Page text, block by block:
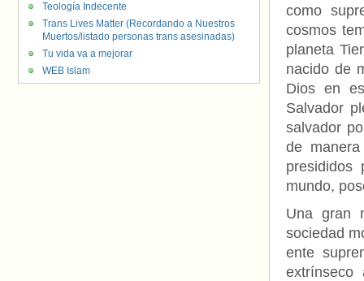
como
cosmos
planeta
nacido de
Dios en
Salvador
salvador
de
mundo,
Una gran
sociedad
ente
extrínseco
Teología Indecente
Trans Lives Matter (Recordando a Nuestros
Muertos/listado personas trans asesinadas)
Tu vida va a mejorar
WEB Islam